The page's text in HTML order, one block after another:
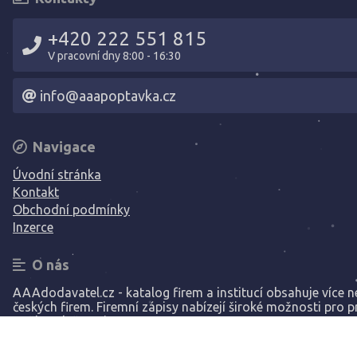
+420 222 551 815
V pracovní dny 8:00 - 16:30
info@aaapoptavka.cz
Navigace
Úvodní stránka
Kontakt
Obchodní podmínky
Inzerce
O nás
AAAdodavatel.cz - katalog firem a institucí obsahuje více
českých firem. Firemní zápisy nabízejí široké možnosti pro
Vaší společnosti.